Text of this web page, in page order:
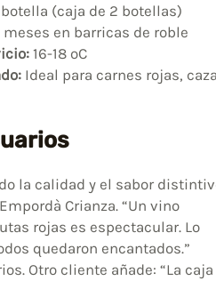
(caja de 2 botellas)
meses en barricas de roble
16-18 ºC
Ideal para carnes rojas,
la calidad y el sabor
Crianza. “Un vino
rojas es espectacular. Lo
quedaron encantados.”
Otro cliente añade: “La caja